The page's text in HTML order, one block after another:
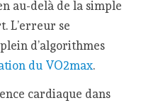
au-delà de la simple
L’erreur se
d’algorithmes
du VO2max.
cardiaque dans